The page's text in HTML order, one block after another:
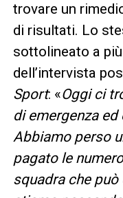
trovare un
di risultati. Lo
sottolineato a
dell’intervista
Sport: «Oggi ci
di emergenza
Abbiamo perso
pagato le
squadra che